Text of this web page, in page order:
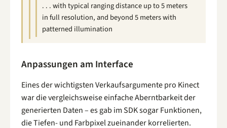
. . . with typical ranging distance up to 5 meters
in full resolution, and beyond 5 meters with
patterned illumination
Anpassungen am Interface
Eines der wichtigsten Verkaufsargumente pro Kinect
war die vergleichsweise einfache Aberntbarkeit der
generierten Daten – es gab im SDK sogar Funktionen,
die Tiefen- und Farbpixel zueinander korrelierten.